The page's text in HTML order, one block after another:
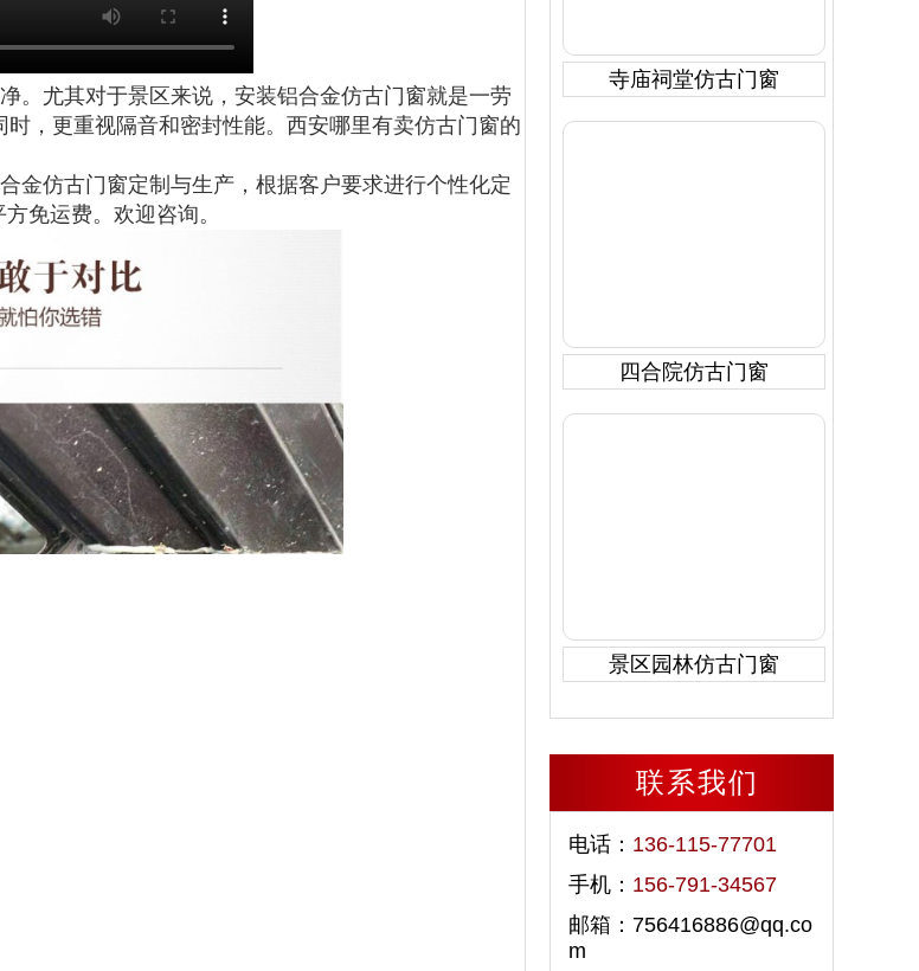
。尤其对于景区来说，安装铝合金仿古门窗就是一劳
，更重视隔音和密封性能。西安哪里有卖仿古门窗的
金仿古门窗定制与生产，根据客户要求进行个性化定
免运费。欢迎咨询。
寺庙祠堂仿古门窗
四合院仿古门窗
景区园林仿古门窗
联系我们
电话： 136-115-77701
手机： 156-791-34567
邮箱：756416886@qq.co
m